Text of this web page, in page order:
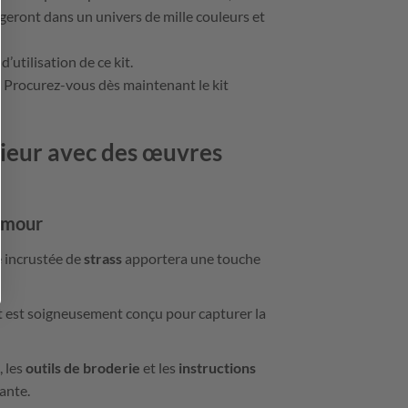
dans un univers de mille couleurs et
de ce kit.
Procurez-vous dès maintenant le kit
avec des œuvres
incrustée destrassapportera une touche
soigneusement conçu pour capturer la
, les outils de broderie et les instructions